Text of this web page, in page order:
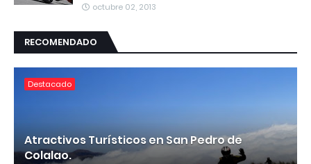
octubre 02, 2013
RECOMENDADO
Destacado
Atractivos Turísticos en San Pedro de
Colalao.